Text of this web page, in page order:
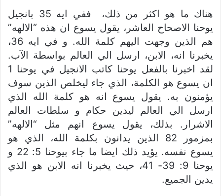
هناك ما هو اكثر من ذلك، ففي ايه 35 بانجيل
يوحنا الاصحاح العاشر، يقول يسوع ان هذه “الالهه”
هم الذين وجهت اليهم كلمة الله. و في ايه 36،
يخبرنا انه، الابن، ارسل الي العالم بواسطة الآب.
لقد اخبرنا بالفعل يوحنا كاتب الانجيل في يوحنا 1
ان يسوع هو الكلمة، الذي جاء ليخلص الذين سوف
يؤمنون به. يقول يسوع انه هو كلمة الله الذي
ارسل الي العالم ليدين حكام و سلطات العالم
الاشرار. بذلك، يقول يسوع انهم مثل “الالهه”
بمزمور 82 الذين يدانون بكلمة الله، الذي هو
يسوع نفسه. يؤيد ذلك ايضا ما جاء بيوحنا 5: 22 و
يوحنا 9: 39- 41، حيث يخبرنا انه الابن هو الذي
يدين الجميع.